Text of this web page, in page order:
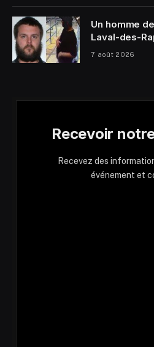
Un homme
Laval-des-
7 août 2026
Recevoir
Recevez des
événement et